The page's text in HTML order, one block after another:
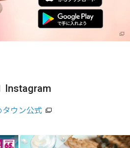
Instagram
タウン公式